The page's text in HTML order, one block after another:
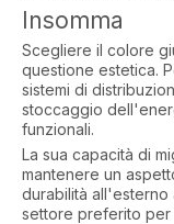
Insomma
Scegliere il colore
questione estetica.
sistemi di
stoccaggio
funzionali.
La sua capacità di
mantenere un
durabilità all'esterno
settore preferito per